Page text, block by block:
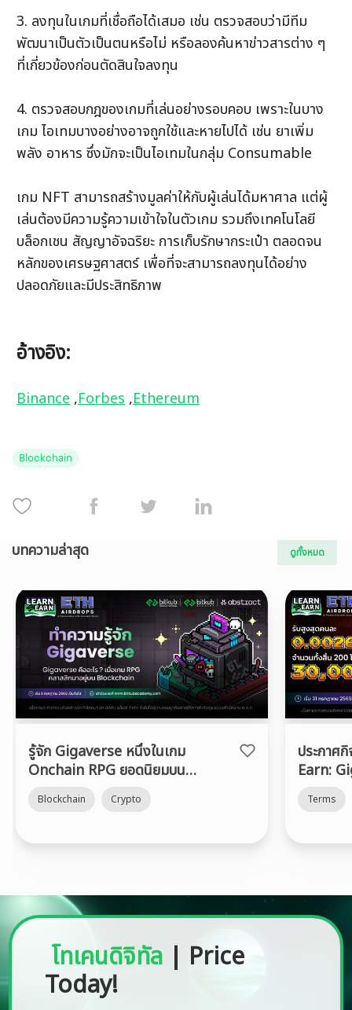
3. ลงทุนในเกมที่เชื่อถือได้เสมอ เช่น ตรวจสอบว่ามีทีม
พัฒนาเป็นตัวเป็นตนหรือไม่ หรือลองค้นหาข่าวสารต่าง ๆ
ที่เกี่ยวข้องก่อนตัดสินใจลงทุน
4. ตรวจสอบกฎของเกมที่เล่นอย่างรอบคอบ เพราะในบาง
เกม ไอเทมบางอย่างอาจถูกใช้และหายไปได้ เช่น ยาเพิ่ม
พลัง อาหาร ซึ่งมักจะเป็นไอเทมในกลุ่ม Consumable
เกม NFT สามารถสร้างมูลค่าให้กับผู้เล่นได้มหาศาล แต่ผู้
เล่นต้องมีความรู้ความเข้าใจในตัวเกม รวมถึงเทคโนโลยี
บล็อกเชน สัญญาอัจฉริยะ การเก็บรักษากระเป๋า ตลอดจน
หลักของเศรษฐศาสตร์ เพื่อที่จะสามารถลงทุนได้อย่าง
ปลอดภัยและมีประสิทธิภาพ
อ้างอิง:
Binance ,Forbes ,Ethereum
Blockchain
บทความล่าสุด ดูทั้งหมด
รู้จัก Gigaverse หนึ่งในเกม
Onchain RPG ยอดนิยมบน
Abstract Chain
Blockchain Crypto
ประกาศ
Earn:
Terms
โทเคนดิจิทัล | Price
Today!